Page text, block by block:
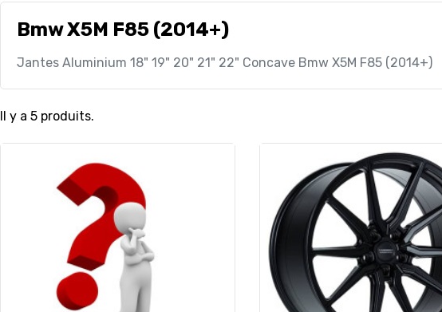
Bmw X5M F85 (2014+)
Jantes Aluminium 18" 19" 20" 21" 22" Concave Bmw X5M F85 (2014+)
Il y a 5 produits.